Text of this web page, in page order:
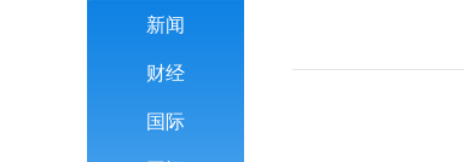
新闻
财经
国际